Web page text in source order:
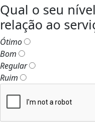
Qual o seu
relação ao
Ótimo
Bom
Regular
Ruim